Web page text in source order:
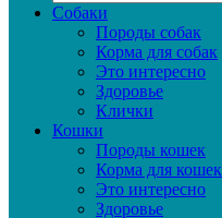
Собаки
Породы собак
Корма для собак
Это интересно
Здоровье
Клички
Кошки
Породы кошек
Корма для кошек
Это интересно
Здоровье